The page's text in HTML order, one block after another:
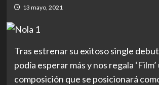
13 mayo, 2021
Tras estrenar su exitoso single
podía esperar más y nos regala ‘Film’
composición que se posicionará